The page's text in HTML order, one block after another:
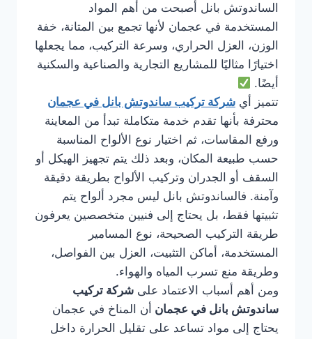
الساندوتش بانل أصبحت من أهم المواد
المستخدمة في عجمان لأنها تجمع بين المتانة، خفة
الوزن، العزل الحراري، وسرعة التركيب، مما يجعلها
اختيارًا مثاليًا للمشاريع التجارية والصناعية والسكنية
أيضًا.
تتميز أي شركة تركيب ساندوتش بانل في عجمان
محترفة بأنها تقدم خدمة متكاملة تبدأ من المعاينة
ورفع المقاسات، ثم اختيار نوع الألواح المناسبة
حسب طبيعة المكان، وبعد ذلك يتم تجهيز الهيكل أو
السقف أو الجدران وتركيب الألواح بطريقة دقيقة
وآمنة. فالساندوتش بانل ليس مجرد ألواح يتم
تثبيتها فقط، بل يحتاج إلى فنيين متخصصين يعرفون
طريقة التركيب الصحيحة، نوع المسامير
المستخدمة، أماكن التثبيت، العزل بين الفواصل،
وطريقة منع تسرب المياه والهواء.
ومن أهم أسباب الاعتماد على شركة تركيب
ساندوتش بانل في عجمان أن المناخ في عجمان
يحتاج إلى مواد تساعد على تقليل الحرارة داخل